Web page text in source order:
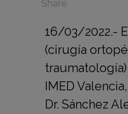
Share
16/03/2022.-
(cirugía
IMED
Dr. Sánchez